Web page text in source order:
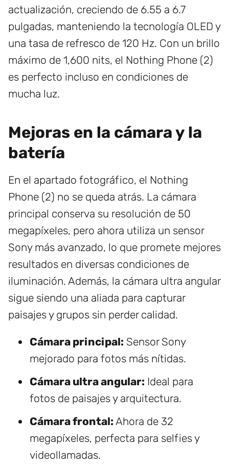
actualización, creciendo de 6.55 a 6.7
pulgadas, manteniendo la tecnología OLED y
una tasa de refresco de 120 Hz. Con un brillo
máximo de 1,600 nits, el Nothing Phone (2)
es perfecto incluso en condiciones de
mucha luz.
Mejoras en la cámara y la
batería
En el apartado fotográfico, el Nothing
Phone (2) no se queda atrás. La cámara
principal conserva su resolución de 50
megapíxeles, pero ahora utiliza un sensor
Sony más avanzado, lo que promete mejores
resultados en diversas condiciones de
iluminación. Además, la cámara ultra angular
sigue siendo una aliada para capturar
paisajes y grupos sin perder calidad.
Cámara principal: Sensor Sony
mejorado para fotos más nítidas.
Cámara ultra angular: Ideal para
fotos de paisajes y arquitectura.
Cámara frontal: Ahora de 32
megapíxeles, perfecta para selfies y
videollamadas.